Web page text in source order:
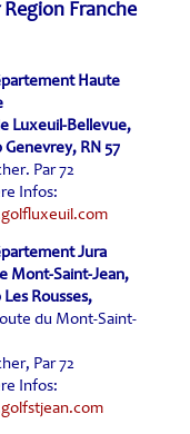
Franche
Haute
Luxeuil-Bellevue,
Genevrey, RN 57
Par 72
Infos:
Jura
Mont-Saint-Jean,
Les Rousses,
du Mont-Saint-
Par 72
Infos: